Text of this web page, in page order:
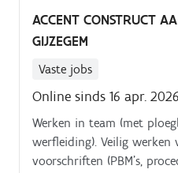
ACCENT CONSTRUCT
GIJZEGEM
Vaste jobs
Online sinds 16 apr. 2026
Werken in team (met
werfleiding). Veilig werken
voorschriften (PBM’s,